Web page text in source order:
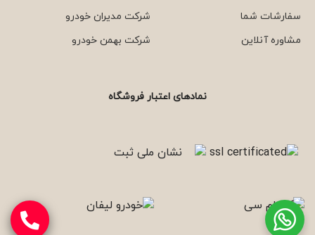
سفارشات شما
مشاوره آنلاین
شرکت مدیران خودرو
شرکت بهمن خودرو
نمادهای اعتبار فروشگاه